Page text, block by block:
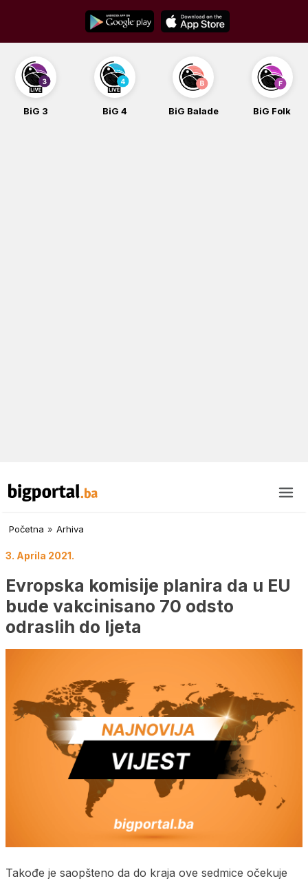
content
BiG 3 BiG 4 BiG Balade BiG Folk
Početna » Arhiva
3. Aprila 2021.
Evropska komisije planira da u EU
bude vakcinisano 70 odsto
odraslih do ljeta
Takođe je saopšteno da do kraja ove sedmice očekuje